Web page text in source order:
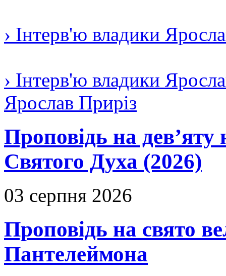
› Інтерв'ю владики
› Інтерв'ю владики
Ярослав Приріз
Проповідь на дев’яту
Святого Духа (2026)
03 серпня 2026
Проповідь на свято
Пантелеймона